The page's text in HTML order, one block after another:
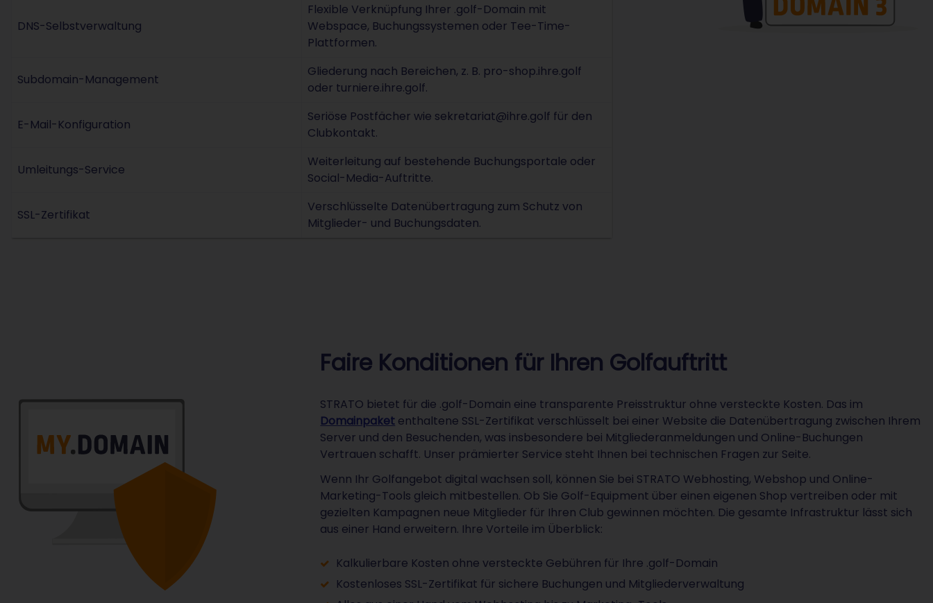
DNS-Selbstverwaltung
Flexible Verknüpfung Ihrer .golf-Domain mit
Webspace, Buchungssystemen oder Tee-Time-
Plattformen.
Subdomain-Management
Gliederung nach Bereichen, z. B. pro-shop.ihre.golf
oder turniere.ihre.golf.
E-Mail-Konfiguration
Seriöse Postfächer wie sekretariat@ihre.golf für den
Clubkontakt.
Umleitungs-Service
Weiterleitung auf bestehende Buchungsportale oder
Social-Media-Auftritte.
SSL-Zertifikat
Verschlüsselte Datenübertragung zum Schutz von
Mitglieder- und Buchungsdaten.
Faire Konditionen für Ihren Golfauftritt
STRATO bietet für die .golf-Domain eine transparente Preisstruktur ohne versteckte Kosten. Das im
Domainpaket enthaltene SSL-Zertifikat verschlüsselt bei einer Website die Datenübertragung zwischen Ihrem
Server und den Besuchenden, was insbesondere bei Mitgliederanmeldungen und Online-Buchungen
Vertrauen schafft. Unser prämierter Service steht Ihnen bei technischen Fragen zur Seite.
Wenn Ihr Golfangebot digital wachsen soll, können Sie bei STRATO Webhosting, Webshop und Online-
Marketing-Tools gleich mitbestellen. Ob Sie Golf-Equipment über einen eigenen Shop vertreiben oder mit
gezielten Kampagnen neue Mitglieder für Ihren Club gewinnen möchten. Die gesamte Infrastruktur lässt sich
aus einer Hand erweitern. Ihre Vorteile im Überblick:
Kalkulierbare Kosten ohne versteckte Gebühren für Ihre .golf-Domain
Kostenloses SSL-Zertifikat für sichere Buchungen und Mitgliederverwaltung